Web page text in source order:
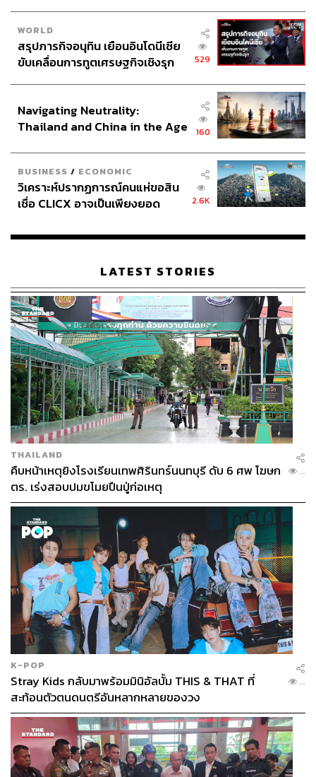
Donald Trump
Slovakia
Russia
Volodymyr Zelenskyy
สงครามโลกครั้งที่ 2
Belarus
Malaysia RIA Novosti
CNN
Robert Fico
Ukraine EU
166
ABOUT THE AUTHOR
THE STANDARD TEAM
กองบรรณาธิการ THE STANDARD
WORLD
สรุปภารกิจอนุทิน เยือนอินโดนีเซีย
ขับเคลื่อนการทูตเศรษฐกิจเชิงรุก
529
Navigating Neutrality:
Thailand and China in the Age
160
BUSINESS / ECONOMIC
วิเคราะห์ปรากฏการณ์คนแห่ขอสิน
เชื่อ CLICX อาจเป็นเพียงยอด
เรือนไทยที่ถูกซุกไว้
2.6K
LATEST STORIES
THAILAND
คืบหน้าเหตุยิงโรงเรียนเทพศิรินทร์นนทบุรี ดับ 6 ศพ โฆษก
ตร. เร่งสอบปมขโมยปืนปู่ก่อเหตุ
...
K-POP
Stray Kids กลับมาพร้อมมินิอัลบั้ม THIS & THAT ที่
สะท้อนตัวตนดนตรีอันหลากหลายของวง
...